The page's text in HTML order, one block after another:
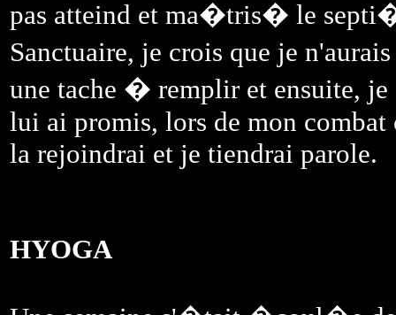
pas atteind et ma�tris� le
Sanctuaire, je crois que je
une tache � remplir et ensuite,
lui ai promis, lors de mon
la rejoindrai et je tiendrai parole.
HYOGA